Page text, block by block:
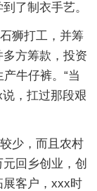
了制衣手艺。
狮打工，并筹
方筹款，投资
牛仔裤。“当
，扛过那段艰
少，而且农村
回乡创业，创
展客户，xxx时